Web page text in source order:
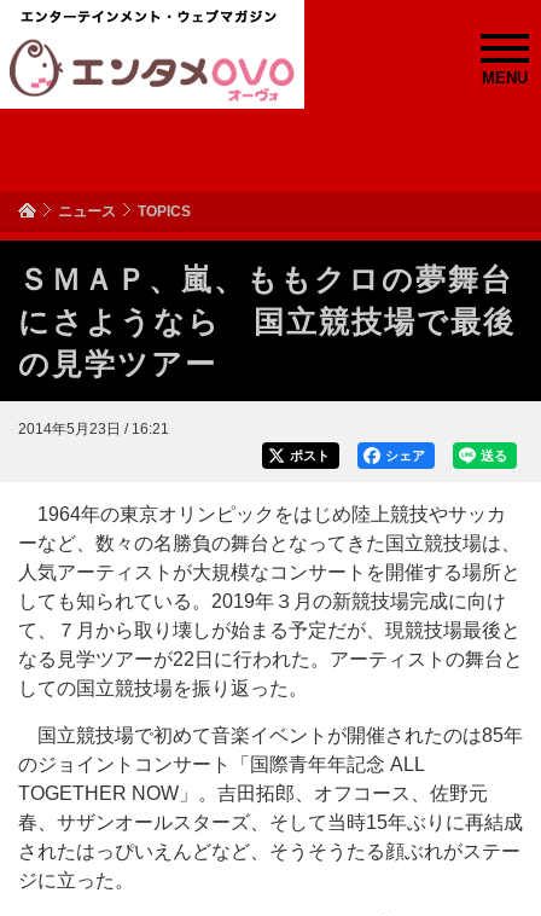
MENU
ニュース TOPICS
ＳＭＡＰ、嵐、ももクロの夢舞台
にさようなら 国立競技場で最後
の見学ツアー
2014年5月23日 / 16:21
送る
シェア
ポスト
1964年の東京オリンピックをはじめ陸上競技やサッカ
ーなど、数々の名勝負の舞台となってきた国立競技場は、
人気アーティストが大規模なコンサートを開催する場所と
しても知られている。2019年３月の新競技場完成に向け
て、７月から取り壊しが始まる予定だが、現競技場最後と
なる見学ツアーが22日に行われた。アーティストの舞台と
しての国立競技場を振り返った。
国立競技場で初めて音楽イベントが開催されたのは85年
のジョイントコンサート「国際青年年記念 ALL
TOGETHER NOW」。吉田拓郎、オフコース、佐野元
春、サザンオールスターズ、そして当時15年ぶりに再結成
されたはっぴいえんどなど、そうそうたる顔ぶれがステー
ジに立った。